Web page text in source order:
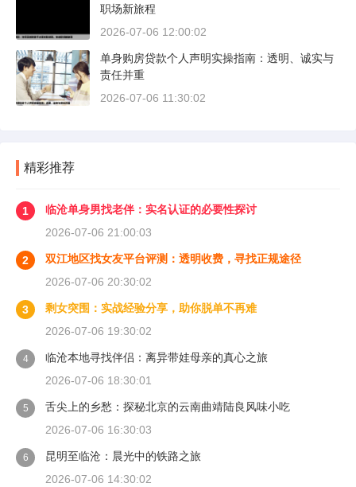
职场新旅程
2026-07-06 12:00:02
单身购房贷款个人声明实操指南：透明、诚实与
责任并重
2026-07-06 11:30:02
精彩推荐
1
临沧单身男找老伴：实名认证的必要性探讨
2026-07-06 21:00:03
2
双江地区找女友平台评测：透明收费，寻找正规途径
2026-07-06 20:30:02
3
剩女突围：实战经验分享，助你脱单不再难
2026-07-06 19:30:02
4
临沧本地寻找伴侣：离异带娃母亲的真心之旅
2026-07-06 18:30:01
5
舌尖上的乡愁：探秘北京的云南曲靖陆良风味小吃
2026-07-06 16:30:03
6
昆明至临沧：晨光中的铁路之旅
2026-07-06 14:30:02